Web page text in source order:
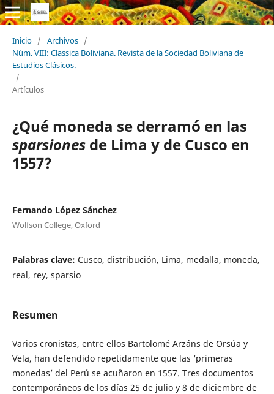
Inicio / Archivos /
Núm. VIII: Classica Boliviana. Revista de la Sociedad Boliviana de
Estudios Clásicos.
/
Artículos
¿Qué moneda se derramó en las
sparsionesde Lima y de Cusco en
1557?
Fernando López Sánchez
Wolfson College, Oxford
Palabras clave: Cusco, distribución, Lima, medalla, moneda,
real, rey, sparsio
Resumen
Varios cronistas, entre ellos Bartolomé Arzáns de Orsúa y
Vela, han defendido repetidamente que las ‘primeras
monedas’ del Perú se acuñaron en 1557. Tres documentos
contemporáneos de los días 25 de julio y 8 de diciembre de